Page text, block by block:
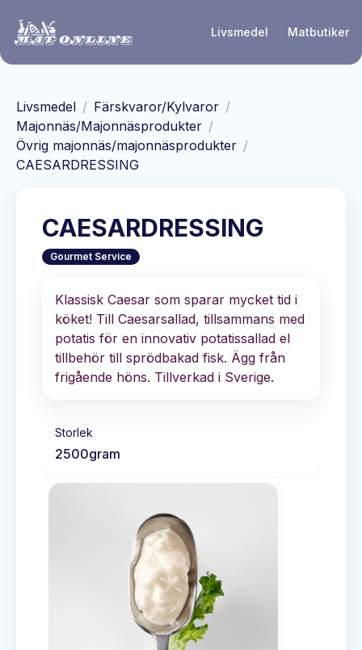
Livsmedel Matbutiker
Livsmedel / Färskvaror/Kylvaror /
Majonnäs/Majonnäsprodukter /
Övrig majonnäs/majonnäsprodukter /
CAESARDRESSING
CAESARDRESSING
Gourmet Service
Klassisk Caesar som sparar mycket tid i
köket! Till Caesarsallad, tillsammans med
potatis för en innovativ potatissallad el
tillbehör till sprödbakad fisk. Ägg från
frigående höns. Tillverkad i Sverige.
Storlek
2500gram